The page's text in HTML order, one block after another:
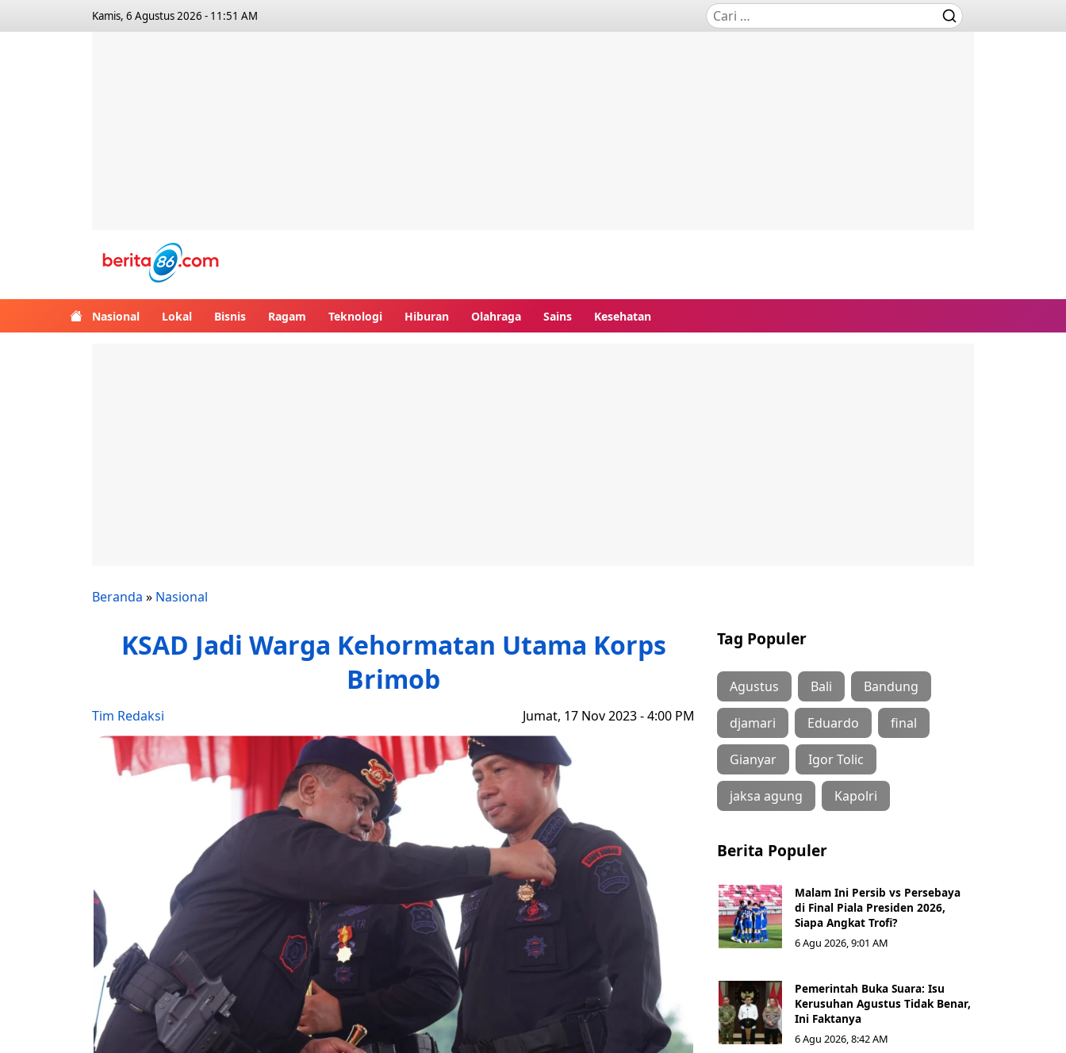
Kamis, 6 Agustus 2026 - 11:51 AM
Nasional Lokal Bisnis Ragam Teknologi Hiburan Olahraga Sains Kesehatan
Beranda » Nasional
KSAD Jadi Warga Kehormatan Utama Korps
Brimob
Tim Redaksi Jumat, 17 Nov 2023 - 4:00 PM
Tag Populer
Agustus Bali Bandung
djamari Eduardo final
Gianyar Igor Tolic
jaksa agung Kapolri
Berita Populer
Malam Ini Persib vs Persebaya
di Final Piala Presiden 2026,
Siapa Angkat Trofi?
6 Agu 2026, 9:01 AM
Pemerintah Buka Suara: Isu
Kerusuhan Agustus Tidak Benar,
Ini Faktanya
6 Agu 2026, 8:42 AM